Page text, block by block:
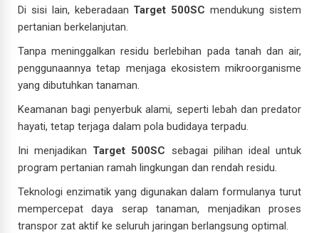
Di sisi lain, keberadaan Target 500SC mendukung sistem
pertanian berkelanjutan.
Tanpa meninggalkan residu berlebihan pada tanah dan air,
penggunaannya tetap menjaga ekosistem mikroorganisme
yang dibutuhkan tanaman.
Keamanan bagi penyerbuk alami, seperti lebah dan predator
hayati, tetap terjaga dalam pola budidaya terpadu.
Ini menjadikan Target 500SC sebagai pilihan ideal untuk
program pertanian ramah lingkungan dan rendah residu.
Teknologi enzimatik yang digunakan dalam formulanya turut
mempercepat daya serap tanaman, menjadikan proses
transpor zat aktif ke seluruh jaringan berlangsung optimal.